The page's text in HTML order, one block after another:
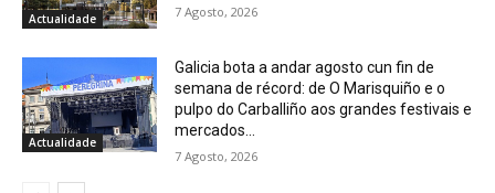
Actualidade 7 Agosto, 2026
Actualidade
Galicia bota a andar agosto cun fin de
semana de récord: de O Marisquiño e o
pulpo do Carballiño aos grandes festivais e
mercados...
7 Agosto, 2026